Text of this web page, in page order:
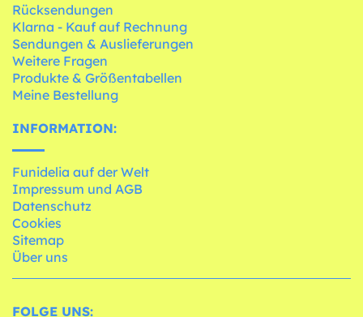
Rücksendungen
Klarna - Kauf auf Rechnung
Sendungen & Auslieferungen
Weitere Fragen
Produkte & Größentabellen
Meine Bestellung
INFORMATION:
Funidelia auf der Welt
Impressum und AGB
Datenschutz
Cookies
Sitemap
Über uns
FOLGE UNS: